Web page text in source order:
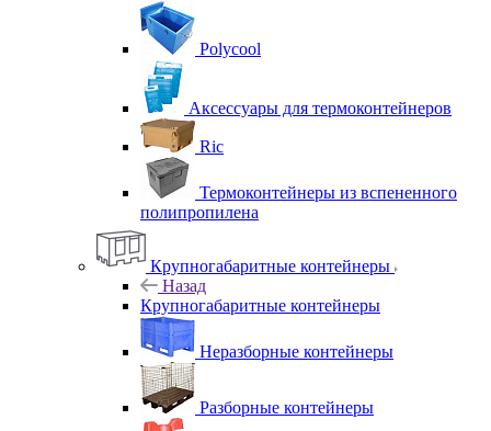
Polycool
Аксессуары для термоконтейнеров
Ric
Термоконтейнеры из вспененного
полипропилена
Крупногабаритные контейнеры
Назад
Крупногабаритные контейнеры
Неразборные контейнеры
Разборные контейнеры